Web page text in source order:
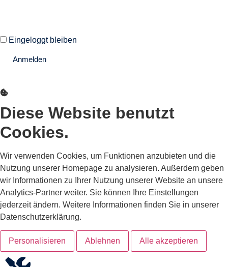
Eingeloggt bleiben
Anmelden
Diese Website benutzt
Cookies.
Wir verwenden Cookies, um Funktionen anzubieten und die
Nutzung unserer Homepage zu analysieren. Außerdem geben
wir Informationen zu Ihrer Nutzung unserer Website an unsere
Analytics-Partner weiter. Sie können Ihre Einstellungen
jederzeit ändern. Weitere Informationen finden Sie in unserer
Datenschutzerklärung.
Personalisieren Ablehnen Alle akzeptieren